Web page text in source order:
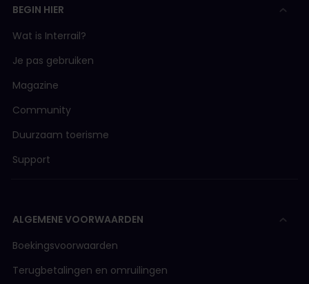
BEGIN HIER
Wat is Interrail?
Je pas gebruiken
Magazine
Community
Duurzaam toerisme
Support
ALGEMENE VOORWAARDEN
Boekingsvoorwaarden
Terugbetalingen en omruilingen